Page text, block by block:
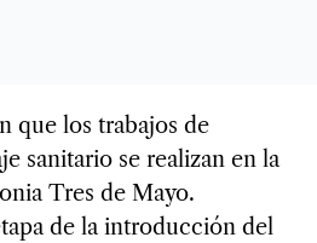
que los trabajos de
sanitario se realizan en la
Tres de Mayo.
de la introducción del